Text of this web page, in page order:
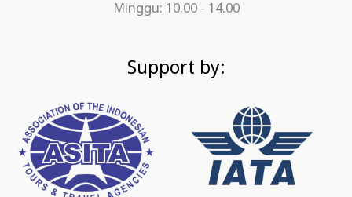
Minggu: 10.00 - 14.00
Support by: